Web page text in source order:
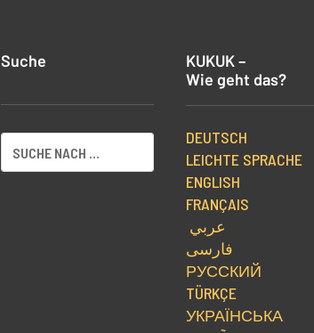
Suche
KUKUK –
Wie geht das?
DEUTSCH
LEICHTE SPRACHE
ENGLISH
FRANÇAIS
عربي
فارسی
РУССКИЙ
TÜRKÇE
УКРАЇНСЬКА